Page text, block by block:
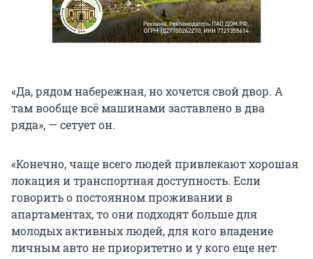
«Да, рядом набережная, но хочется свой двор. А
там вообще всё машинами заставлено в два
ряда», — сетует он.
«Конечно, чаще всего людей привлекают хорошая
локация и транспортная доступность. Если
говорить о постоянном проживании в
апартаментах, то они подходят больше для
молодых активных людей, для кого владение
личным авто не приоритетно и у кого еще нет